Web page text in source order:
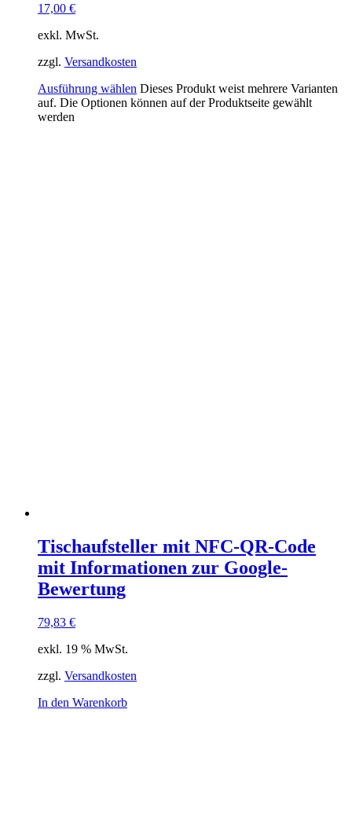
17,00 €
exkl. MwSt.
zzgl. Versandkosten
Ausführung wählen Dieses Produkt weist mehrere Varianten
auf. Die Optionen können auf der Produktseite gewählt
werden
Tischaufsteller mit NFC-QR-Code
mit Informationen zur Google-
Bewertung
79,83 €
exkl. 19 % MwSt.
zzgl. Versandkosten
In den Warenkorb